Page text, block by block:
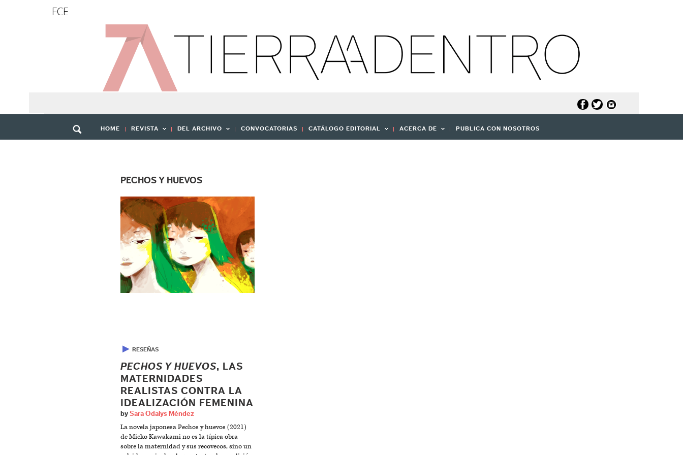
FCE
HOME REVISTA DEL ARCHIVO CONVOCATORIAS CATÁLOGO EDITORIAL ACERCA DE PUBLICA CON NOSOTROS
PECHOS Y HUEVOS
▶ RESEÑAS
PECHOS Y HUEVOS, LAS
MATERNIDADES
REALISTAS CONTRA LA
IDEALIZACIÓN FEMENINA
by Sara Odalys Méndez
La novela japonesa Pechos y huevos (2021)
de Mieko Kawakami no es la típica obra
sobre la maternidad y sus recovecos, sino un